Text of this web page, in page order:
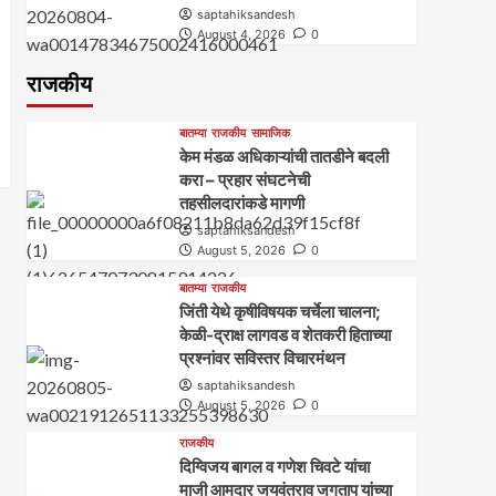
saptahiksandesh
August 4, 2026
0
राजकीय
बातम्या राजकीय सामाजिक
केम मंडळ अधिकाऱ्यांची तातडीने बदली
करा – प्रहार संघटनेची
तहसीलदारांकडे मागणी
saptahiksandesh
August 5, 2026
0
बातम्या राजकीय
जिंती येथे कृषीविषयक चर्चेला चालना;
केळी-द्राक्ष लागवड व शेतकरी हिताच्या
प्रश्नांवर सविस्तर विचारमंथन
saptahiksandesh
August 5, 2026
0
राजकीय
दिग्विजय बागल व गणेश चिवटे यांचा
माजी आमदार जयवंतराव जगताप यांच्या